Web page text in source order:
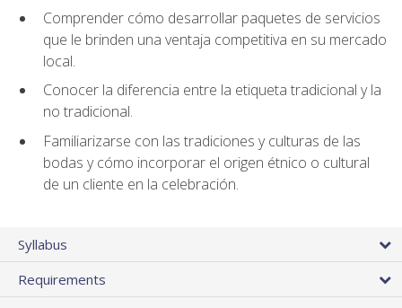
Comprender cómo desarrollar paquetes de servicios
que le brinden una ventaja competitiva en su mercado
local.
Conocer la diferencia entre la etiqueta tradicional y la
no tradicional.
Familiarizarse con las tradiciones y culturas de las
bodas y cómo incorporar el origen étnico o cultural
de un cliente en la celebración.
Syllabus
Requirements